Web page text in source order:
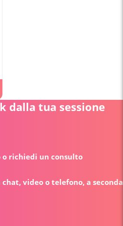
dalla tua sessione
o richiedi un consulto
video o telefono, a seconda